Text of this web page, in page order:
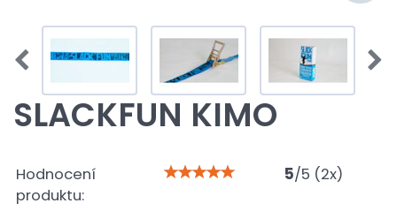
SLACKFUN KIMO
Hodnocení
produktu:
5/5 (2x)